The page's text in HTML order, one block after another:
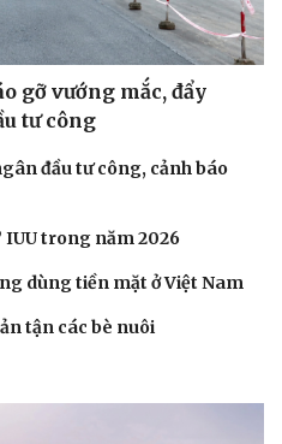
gỡ vướng mắc, đẩy
tư công
đầu tư công, cảnh báo
IUU trong năm 2026
dùng tiền mặt ở Việt Nam
tận các bè nuôi